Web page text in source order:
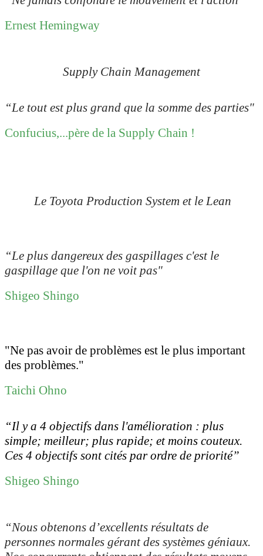
Ernest Hemingway
Supply Chain Management
“Le tout est plus grand que la somme des parties"
Confucius,...père de la Supply Chain !
Le Toyota Production System et le Lean
“Le plus dangereux des gaspillages c'est le
gaspillage que l'on ne voit pas"
Shigeo Shingo
"Ne pas avoir de problèmes est le plus important
des problèmes."
Taichi Ohno
“Il y a 4 objectifs dans l'amélioration : plus
simple; meilleur; plus rapide; et moins couteux.
Ces 4 objectifs sont cités par ordre de priorité”
Shigeo Shingo
“Nous obtenons d’excellents résultats de
personnes normales gérant des systèmes géniaux.